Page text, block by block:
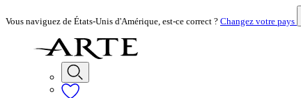
Vous naviguez de États-Unis d'Amérique, est-ce correct ? Changez votre pays